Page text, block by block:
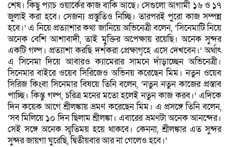
শেষ। কিছু প্যাচ ওয়ার্কের কাজ বাকি আছে। সেগুলো আগামী ১৬ ও ১৭
জুলাই করা হবে। সেজন্য প্রস্তুতিও নিচ্ছি। তারপরই পুরো কাজ সম্পন্ন
হবে।’ এ নিয়ে প্রত্যাশার কথা জানিয়ে অভিনেত্রী বলেন, ‘সিনেমাটি নিয়ে
অনেক বেশি আশাবাদী, তাই মুক্তির অপেক্ষায় রয়েছি। অনেক সুন্দর
একটি গল্প। প্রত্যাশা করছি দর্শকরা প্রেক্ষাগৃহে এসে দেখবেন।’ অর্থাৎ
এ সিনেমা দিয়ে আবারও ক্যামেরার সামনে দাঁড়াচ্ছেন অভিনেত্রী।
সিনেমার বাইরে ওয়েব সিরিজেও অভিনয় করেছেন মিম। নতুন ওয়েব
সিরিজ কিংবা সিনেমার বিষয়ে তিনি বলেন, ‘নতুন নতুন কাজের প্রস্তাব
পাচ্ছি। কিন্তু গল্প, চরিত্র মনের মতো হলেই নতুন কাজ করব।’ এদিকে
দিন কয়েক আগে শ্রীলঙ্কায় ভ্রমণ করেছেন মিম। এ প্রসঙ্গে তিনি বলেন,
‘সব মিলিয়ে ১০ দিন ছিলাম শ্রীলঙ্কা। এবারের ভ্রমণটা অনেক আনন্দের।
সেই সঙ্গে অনেক স্মৃতিময় হয়ে থাকবে। কেননা, শ্রীলঙ্কার এত সুন্দর
সুন্দর জায়গা ঘুরেছি, দ্বিতীয়বার আর না গেলেও হবে।’